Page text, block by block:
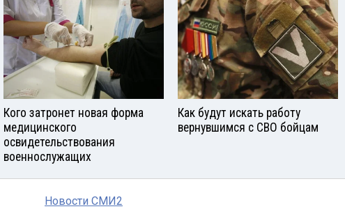
Кого затронет новая форма
медицинского
освидетельствования
военнослужащих
Как будут искать работу
вернувшимся с СВО бойцам
Новости СМИ2